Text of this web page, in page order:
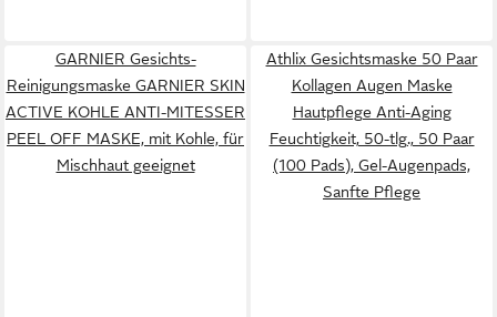
GARNIER Gesichts-
Reinigungsmaske GARNIER SKIN
ACTIVE KOHLE ANTI-MITESSER
PEEL OFF MASKE, mit Kohle, für
Mischhaut geeignet
Athlix Gesichtsmaske 50 Paar
Kollagen Augen Maske
Hautpflege Anti-Aging
Feuchtigkeit, 50-tlg., 50 Paar
(100 Pads), Gel-Augenpads,
Sanfte Pflege